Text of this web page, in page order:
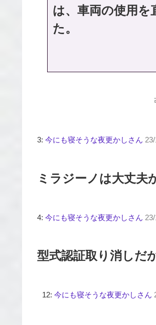
は、車両の使用
た。
3: 今にも寝そうな夜更かしさん
ミラジーノは大丈夫
4: 今にも寝そうな夜更かしさん
型式認証取り消しだ
12: 今にも寝そうな夜更かしさん